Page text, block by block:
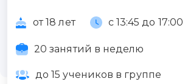
от 18 лет с 13:45 до 17:00
20 занятий в неделю
до 15 учеников в группе